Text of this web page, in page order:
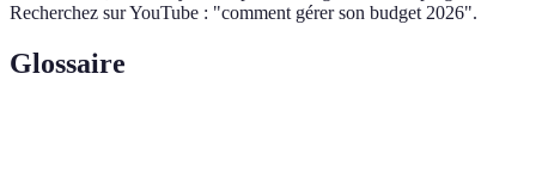
Recherchez sur YouTube : "comment gérer son budget 2026".
Glossaire